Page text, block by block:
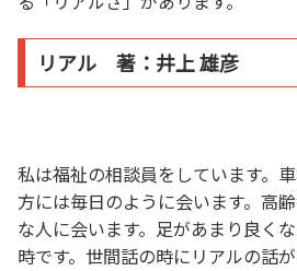
リアル 著：井上 雄彦
私は福祉の相談員をしています。
方には毎日のように会います。高
な人に会います。足があまり良く
時です。世間話の時にリアルの話が